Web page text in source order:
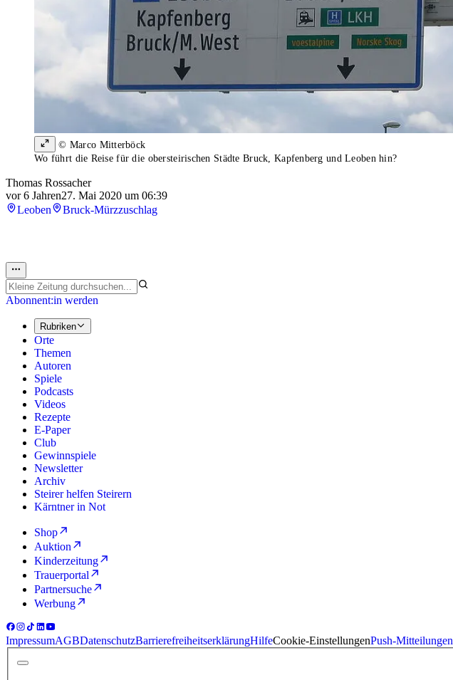
© Marco Mitterböck
Wo führt die Reise für die obersteirischen Städte Bruck, Kapfenberg und Leoben hin?
Thomas Rossacher
vor 6 Jahren27. Mai 2020 um 06:39
Leoben
Bruck-Mürzzuschlag
Abonnent:in werden
Rubriken
Orte
Themen
Autoren
Spiele
Podcasts
Videos
Rezepte
E-Paper
Club
Gewinnspiele
Newsletter
Archiv
Steirer helfen Steirern
Kärntner in Not
Shop
Auktion
Kinderzeitung
Trauerportal
Partnersuche
Werbung
ImpressumAGBDatenschutzBarrierefreiheitserklärungHilfeCookie-EinstellungenPush-Mitteilungen